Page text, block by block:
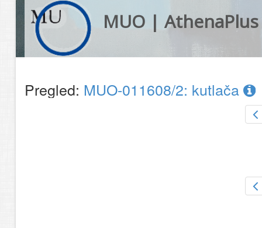
MUO | AthenaPlus
Pregled: MUO-011608/2: kutlača